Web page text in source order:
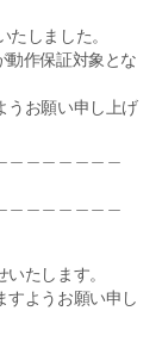
しました。
動作保証対象とな
うお願い申し上げ
たします。
すようお願い申し